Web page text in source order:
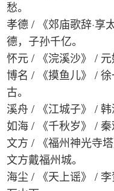
愁。
孝德 / 《郊庙歌辞·享
德，子孙千亿。
怀元 / 《浣溪沙》 / 元
博名 / 《摸鱼儿》 /
古。
溪舟 / 《江城子》 /
如海 / 《千秋岁》 /
文方 / 《福州神光寺
文方戴福州城。
海尘 / 《天上谣》 /